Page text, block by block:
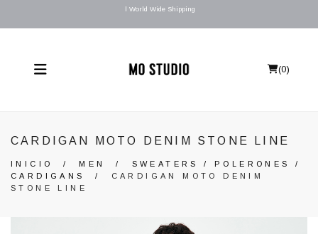
l World Wide Shipping
(0)
CARDIGAN MOTO DENIM STONE LINE
INICIO /MEN / SWEATERS / POLERONES /
CARDIGANS
/
CARDIGAN MOTO DENIM
STONE LINE